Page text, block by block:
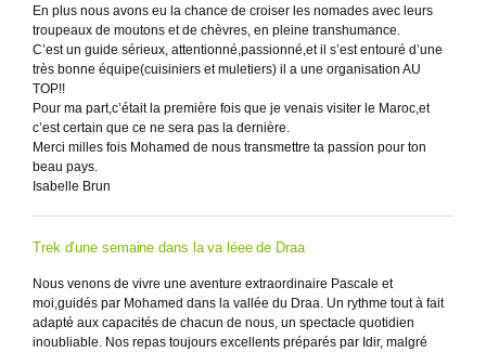
En plus nous avons eu la chance de croiser les nomades avec leurs
troupeaux de moutons et de chèvres, en pleine transhumance.
C’est un guide sérieux, attentionné,passionné,et il s’est entouré d’une
très bonne équipe(cuisiniers et muletiers) il a une organisation AU
TOP!!
Pour ma part,c’était la première fois que je venais visiter le Maroc,et
c’est certain que ce ne sera pas la dernière.
Merci milles fois Mohamed de nous transmettre ta passion pour ton
beau pays.
Isabelle Brun
Trek d’une semaine dans la va léee de Draa
Nous venons de vivre une aventure extraordinaire Pascale et
moi,guidés par Mohamed dans la vallée du Draa. Un rythme tout à fait
adapté aux capacités de chacun de nous, un spectacle quotidien
inoubliable. Nos repas toujours excellents préparés par Idir, malgré